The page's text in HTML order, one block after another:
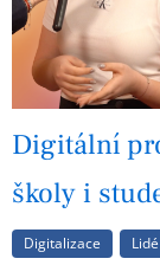
Digitální
školy i
Digitalizace Lidé